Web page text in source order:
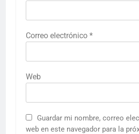
Correo electrónico *
Web
Guardar mi nombre, correo
web en este navegador para la